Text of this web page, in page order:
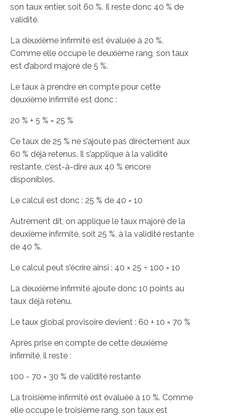
son taux entier, soit 60 %. Il reste donc 40 % de
validité.
La deuxième infirmité est évaluée à 20 %.
Comme elle occupe le deuxième rang, son taux
est d’abord majoré de 5 %.
Le taux à prendre en compte pour cette
deuxième infirmité est donc :
20 % + 5 % = 25 %
Ce taux de 25 % ne s’ajoute pas directement aux
60 % déjà retenus. Il s’applique à la validité
restante, c’est-à-dire aux 40 % encore
disponibles.
Le calcul est donc : 25 % de 40 = 10
Autrement dit, on applique le taux majoré de la
deuxième infirmité, soit 25 %, à la validité restante
de 40 %.
Le calcul peut s’écrire ainsi : 40 × 25 ÷ 100 = 10
La deuxième infirmité ajoute donc 10 points au
taux déjà retenu.
Le taux global provisoire devient : 60 + 10 = 70 %
Après prise en compte de cette deuxième
infirmité, il reste :
100 - 70 = 30 % de validité restante
La troisième infirmité est évaluée à 10 %. Comme
elle occupe le troisième rang, son taux est